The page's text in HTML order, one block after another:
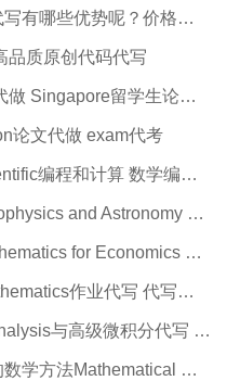
些优势呢？价格便宜吗？
品质原创代码代写
留学生论文代写服务
论文代做 exam代考
和计算 数学编程作业代做
天文学Assignment代做
Business代做Online exam代考
代写离散 组合数学Assignment代做
级微积分代写 Assignment代做
Mathematical Methods代写